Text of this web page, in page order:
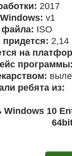
2017
v1
ISO
придется: 2,14
на
ребята из:
Windows 10